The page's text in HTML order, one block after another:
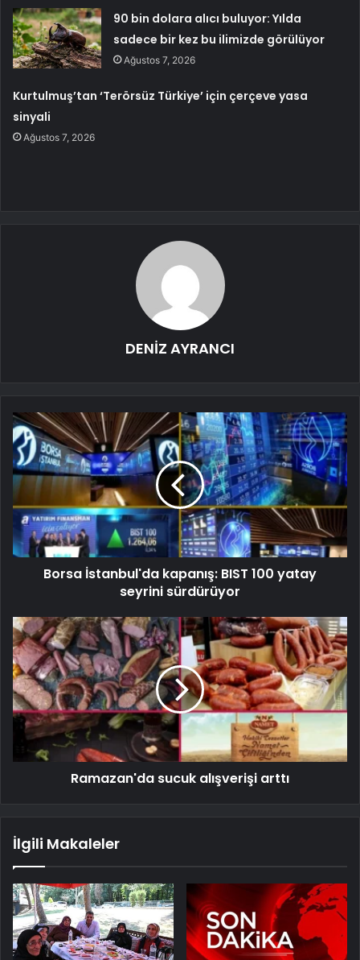
90 bin dolara alıcı buluyor: Yılda
sadece bir kez bu ilimizde görülüyor
Ağustos 7, 2026
Kurtulmuş’tan ‘Terörsüz Türkiye’ için çerçeve yasa
sinyali
Ağustos 7, 2026
DENİZ AYRANCI
Borsa İstanbul'da kapanış: BIST 100 yatay
seyrini sürdürüyor
Ramazan'da sucuk alışverişi arttı
İlgili Makaleler